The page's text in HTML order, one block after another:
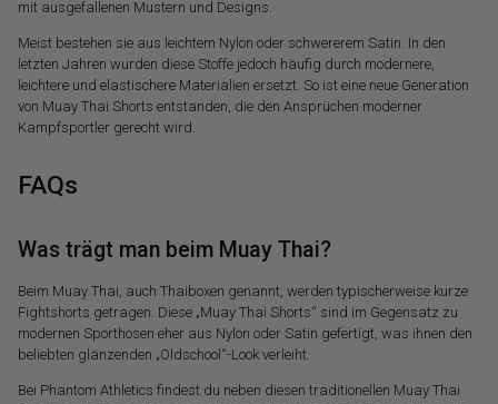
mit ausgefallenen Mustern und Designs.
Meist bestehen sie aus leichtem Nylon oder schwererem Satin. In den
letzten Jahren wurden diese Stoffe jedoch häufig durch modernere,
leichtere und elastischere Materialien ersetzt. So ist eine neue Generation
von Muay Thai Shorts entstanden, die den Ansprüchen moderner
Kampfsportler gerecht wird.
FAQs
Was trägt man beim Muay Thai?
Beim Muay Thai, auch Thaiboxen genannt, werden typischerweise kurze
Fightshorts getragen. Diese „Muay Thai Shorts“ sind im Gegensatz zu
modernen Sporthosen eher aus Nylon oder Satin gefertigt, was ihnen den
beliebten glänzenden „Oldschool“-Look verleiht.
Bei Phantom Athletics findest du neben diesen traditionellen Muay Thai